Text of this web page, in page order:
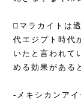
□マラカイトは
代エジプト時代
いたと言われて
める効果がある
-メキシカンア